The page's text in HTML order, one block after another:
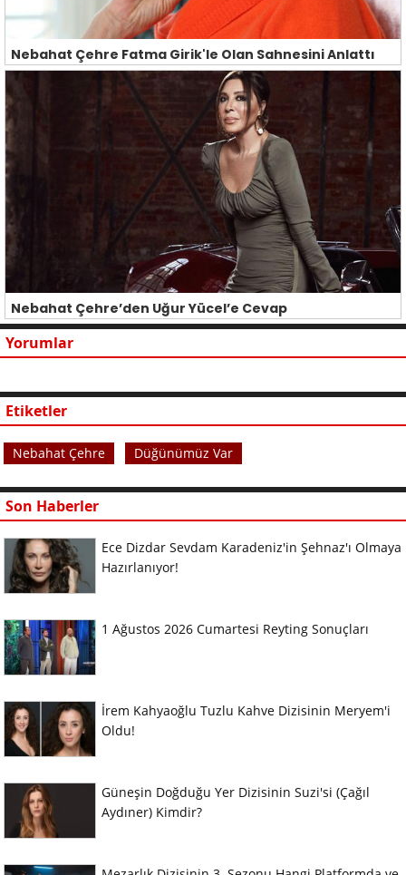
Nebahat Çehre Fatma Girik'le Olan Sahnesini Anlattı
Nebahat Çehre’den Uğur Yücel’e Cevap
Yorumlar
Etiketler
Nebahat Çehre Düğünümüz Var
Son Haberler
Ece Dizdar Sevdam Karadeniz'in Şehnaz'ı Olmaya
Hazırlanıyor!
1 Ağustos 2026 Cumartesi Reyting Sonuçları
İrem Kahyaoğlu Tuzlu Kahve Dizisinin Meryem'i
Oldu!
Güneşin Doğduğu Yer Dizisinin Suzi'si (Çağıl
Aydıner) Kimdir?